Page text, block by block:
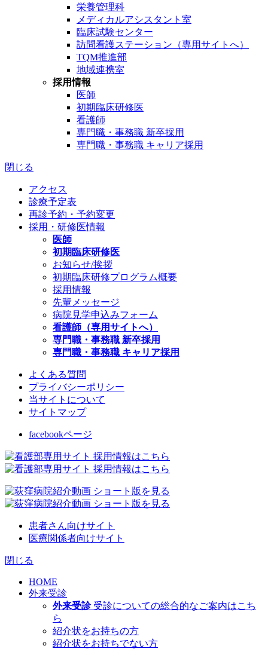
栄養管理科
メディカルアシスタント室
臨床試験センター
訪問看護ステーション（専用サイトへ）
TQM推進部
地域連携室
採用情報
医師
初期臨床研修医
看護師
専門職・事務職 新卒採用
専門職・事務職 キャリア採用
閉じる
アクセス
診療予定表
再診予約・予約変更
採用・研修医情報
医師
初期臨床研修医
お知らせ/挨拶
初期臨床研修プログラム概要
採用情報
先輩メッセージ
病院見学申込みフォーム
看護師（専用サイトへ）
専門職・事務職 新卒採用
専門職・事務職 キャリア採用
よくある質問
プライバシーポリシー
当サイトについて
サイトマップ
facebookページ
患者さん向けサイト
医療関係者向けサイト
閉じる
HOME
外来受診
外来受診 受診についての総合的なご案内はこち
ら
紹介状をお持ちの方
紹介状をお持ちでない方